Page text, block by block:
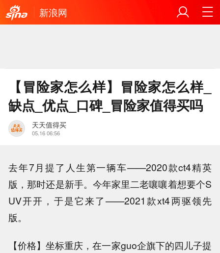
新浪网
【冒险家怎么样】冒险家怎么样_
缺点_优点_口碑_冒险家值得买吗
天天值得买
05.16 06:56
去年7月提了人生第一辆车——2020款ct4精英
版，那时还是新手。今年家里二老嚷嚷着想要个S
UV开开，于是它来了——2021款xt4两驱领先
版。
【价格】坐标重庆，在一家guo企旗下的四儿子提